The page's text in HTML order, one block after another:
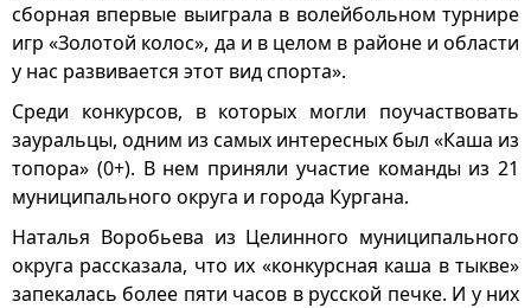
сборная впервые выиграла в волейбольном турнире
игр «Золотой колос», да и в целом в районе и области
у нас развивается этот вид спорта».
Среди конкурсов, в которых могли поучаствовать
зауральцы, одним из самых интересных был «Каша из
топора» (0+). В нем приняли участие команды из 21
муниципального округа и города Кургана.
Наталья Воробьева из Целинного муниципального
округа рассказала, что их «конкурсная каша в тыкве»
запекалась более пяти часов в русской печке. И у них